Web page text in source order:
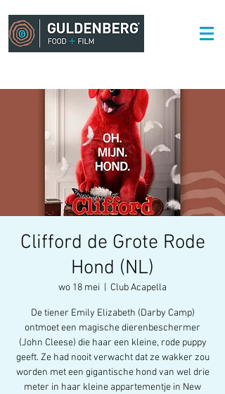
Clifford de Grote Rode
Hond (NL)
wo 18 mei Club Acapella
De tiener Emily Elizabeth (Darby Camp)
ontmoet een magische dierenbeschermer
(John Cleese) die haar een kleine, rode puppy
geeft. Ze had nooit verwacht dat ze wakker zou
worden met een gigantische hond van wel drie
meter in haar kleine appartementje in New